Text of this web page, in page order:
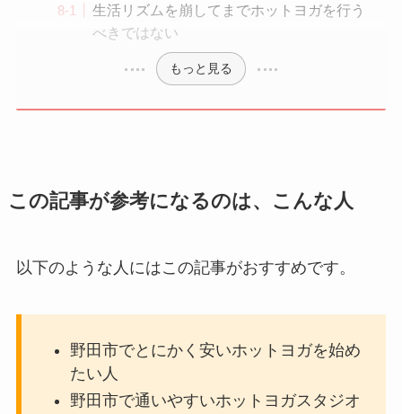
生活リズムを崩してまでホットヨガを行う
べきではない
もっと見る
この記事が参考になるのは、こんな人
以下のような人にはこの記事がおすすめです。
野田市でとにかく安いホットヨガを始め
たい人
野田市で通いやすいホットヨガスタジオ